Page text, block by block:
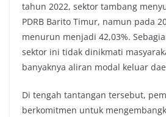
tahun 2022, sektor tambang
PDRB Barito Timur, namun pada
menurun menjadi 42,03%.
sektor ini tidak dinikmati
banyaknya aliran modal keluar
Di tengah tantangan tersebut,
berkomitmen untuk